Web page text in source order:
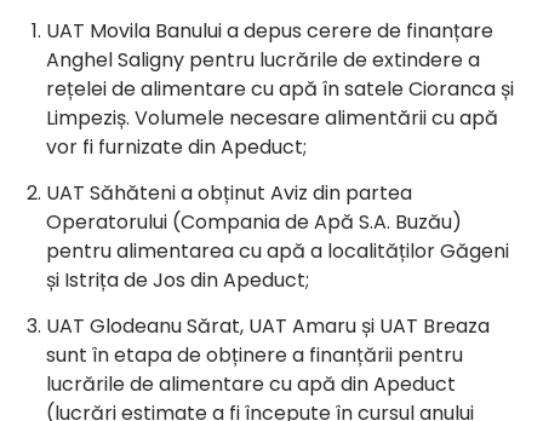
UAT Movila Banului a depus cerere de finanțare
Anghel Saligny pentru lucrările de extindere a
rețelei de alimentare cu apă în satele Cioranca și
Limpeziș. Volumele necesare alimentării cu apă
vor fi furnizate din Apeduct;
UAT Săhăteni a obținut Aviz din partea
Operatorului (Compania de Apă S.A. Buzău)
pentru alimentarea cu apă a localităților Găgeni
și Istrița de Jos din Apeduct;
UAT Glodeanu Sărat, UAT Amaru și UAT Breaza
sunt în etapa de obținere a finanțării pentru
lucrările de alimentare cu apă din Apeduct
(lucrări estimate a fi începute în cursul anului